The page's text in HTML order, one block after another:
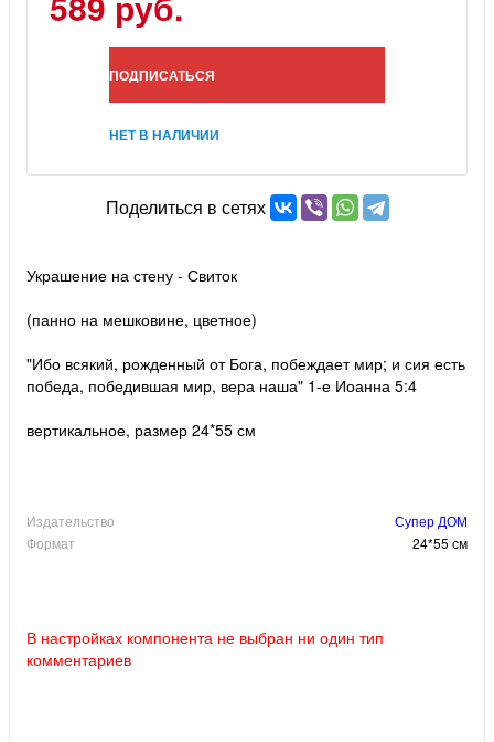
ПОДПИСАТЬСЯ
НЕТ В НАЛИЧИИ
Поделиться в сетях
Украшение на стену - Свиток
(панно на мешковине, цветное)
"Ибо всякий, рожденный от Бога, побеждает мир; и сия есть
победа, победившая мир, вера наша" 1-е Иоанна 5:4
вертикальное, размер 24*55 см
Издательство
Супер ДОМ
Формат
24*55 см
В настройках компонента не выбран ни один тип
комментариев